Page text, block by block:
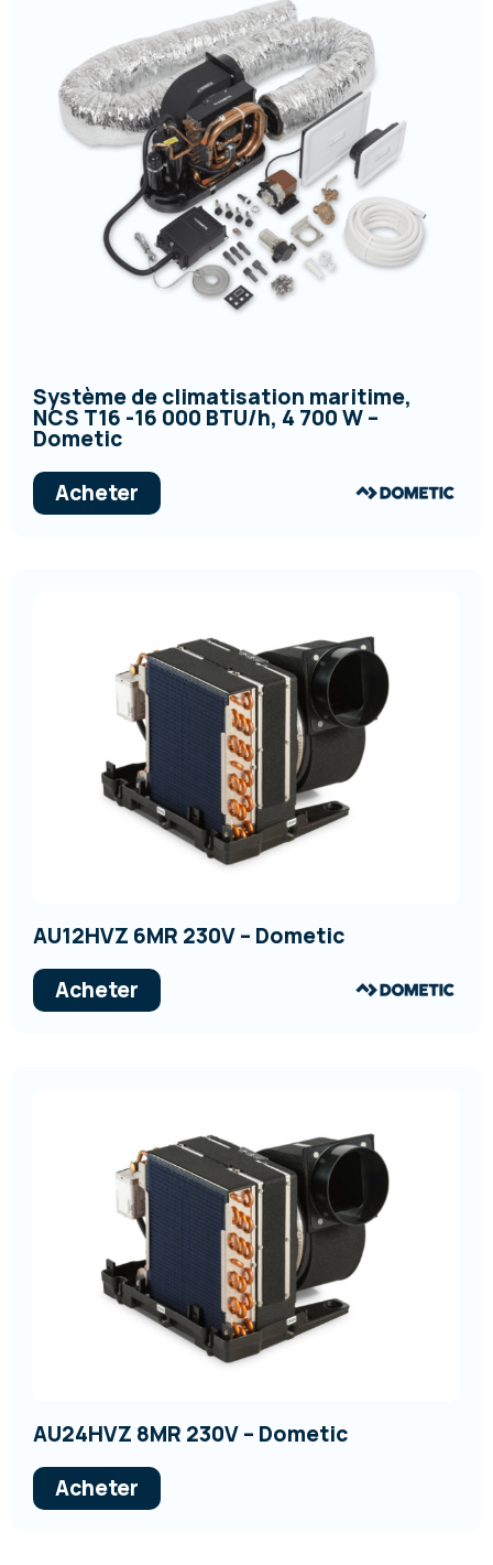
Système de climatisation maritime,
NCS T16 -16 000 BTU/h, 4 700 W –
Dometic
Acheter
AU12HVZ 6MR 230V – Dometic
Acheter
AU24HVZ 8MR 230V – Dometic
Acheter